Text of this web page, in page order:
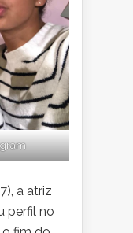
a atriz
perfil no